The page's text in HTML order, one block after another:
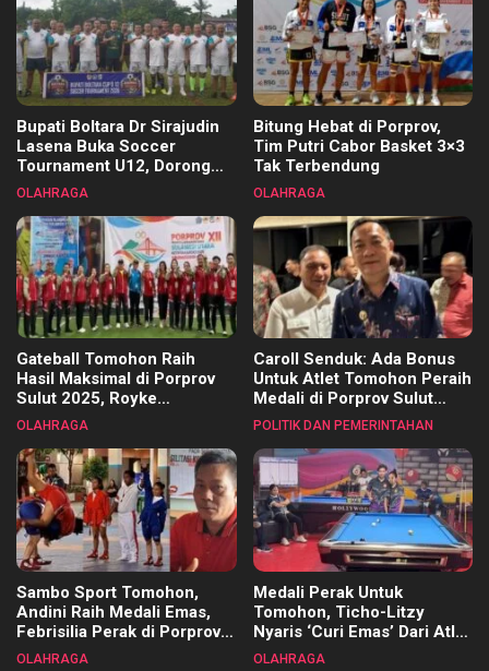
Bupati Boltara Dr Sirajudin
Lasena Buka Soccer
Tournament U12, Dorong
Pembinaan Merata di Setiap
OLAHRAGA
Bitung Hebat di Porprov,
Tim Putri Cabor Basket 3×3
Tak Terbendung
OLAHRAGA
Gateball Tomohon Raih
Hasil Maksimal di Porprov
Sulut 2025, Royke
Tangkawarouw Ucapkan
OLAHRAGA
Caroll Senduk: Ada Bonus
Untuk Atlet Tomohon Peraih
Medali di Porprov Sulut
2025
POLITIK DAN PEMERINTAHAN
Sambo Sport Tomohon,
Andini Raih Medali Emas,
Febrisilia Perak di Porprov
Sulut 2025
OLAHRAGA
Medali Perak Untuk
Tomohon, Ticho-Litzy
Nyaris ‘Curi Emas’ Dari Atlet
Biliar PON di Porprov Sulut
OLAHRAGA